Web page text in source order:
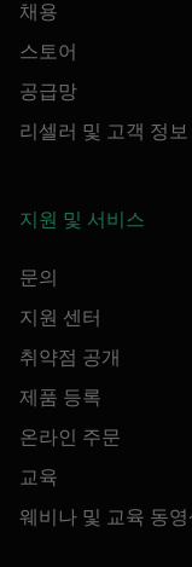
채용
스토어
공급망
리셀러 및 고객 정보
지원 및 서비스
문의
지원 센터
취약점 공개
제품 등록
온라인 주문
교육
웨비나 및 교육 동영